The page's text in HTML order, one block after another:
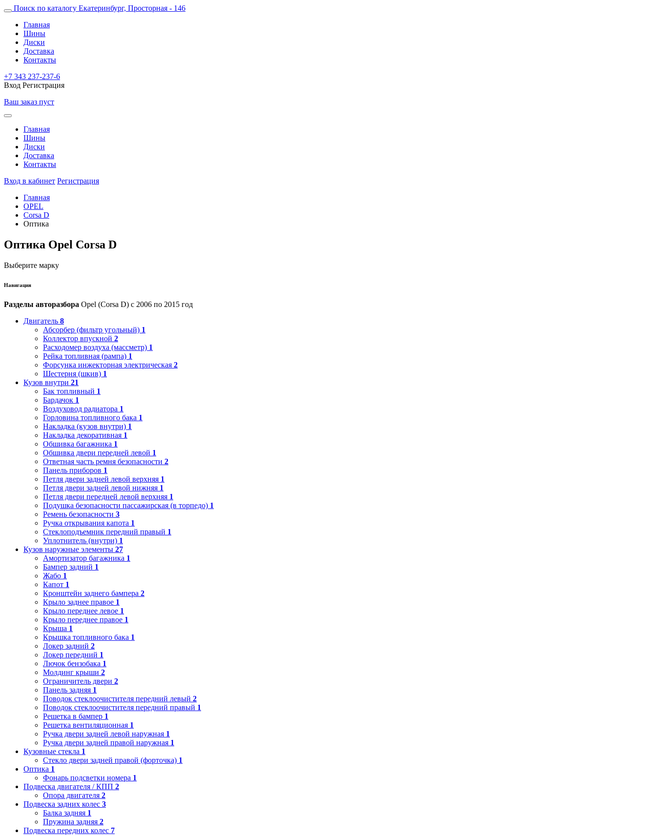
Поиск по каталогу Екатеринбург, Просторная - 146
Главная
Шины
Диски
Доставка
Контакты
+7 343 237-237-6
Вход Регистрация
Ваш заказ пуст
Главная
Шины
Диски
Доставка
Контакты
Вход в кабинет Регистрация
Главная
OPEL
Corsa D
Оптика
Оптика Opel Corsa D
Выберите марку
Навигация
Разделы авторазбора Opel (Corsa D) с 2006 по 2015 год
Двигатель 8
Абсорбер (фильтр угольный) 1
Коллектор впускной 2
Расходомер воздуха (массметр) 1
Рейка топливная (рампа) 1
Форсунка инжекторная электрическая 2
Шестерня (шкив) 1
Кузов внутри 21
Бак топливный 1
Бардачок 1
Воздуховод радиатора 1
Горловина топливного бака 1
Накладка (кузов внутри) 1
Накладка декоративная 1
Обшивка багажника 1
Обшивка двери передней левой 1
Ответная часть ремня безопасности 2
Панель приборов 1
Петля двери задней левой верхняя 1
Петля двери задней левой нижняя 1
Петля двери передней левой верхняя 1
Подушка безопасности пассажирская (в торпедо) 1
Ремень безопасности 3
Ручка открывания капота 1
Стеклоподъемник передний правый 1
Уплотнитель (внутри) 1
Кузов наружные элементы 27
Амортизатор багажника 1
Бампер задний 1
Жабо 1
Капот 1
Кронштейн заднего бампера 2
Крыло заднее правое 1
Крыло переднее левое 1
Крыло переднее правое 1
Крыша 1
Крышка топливного бака 1
Локер задний 2
Локер передний 1
Лючок бензобака 1
Молдинг крыши 2
Ограничитель двери 2
Панель задняя 1
Поводок стеклоочистителя передний левый 2
Поводок стеклоочистителя передний правый 1
Решетка в бампер 1
Решетка вентиляционная 1
Ручка двери задней левой наружная 1
Ручка двери задней правой наружная 1
Кузовные стекла 1
Стекло двери задней правой (форточка) 1
Оптика 1
Фонарь подсветки номера 1
Подвеска двигателя / КПП 2
Опора двигателя 2
Подвеска задних колес 3
Балка задняя 1
Пружина задняя 2
Подвеска передних колес 7